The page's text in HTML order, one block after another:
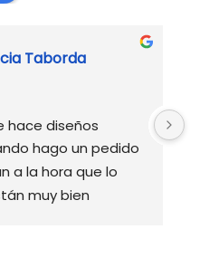
Taborda
hace diseños
hago un pedido
a la hora que lo
muy bien